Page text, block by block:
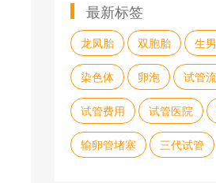
最新标签
龙凤胎 双胞胎 生
染色体 卵泡 试管
试管费用 试管医院
输卵管堵塞 三代试管